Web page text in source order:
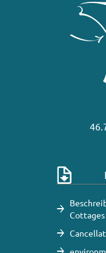
Cottages